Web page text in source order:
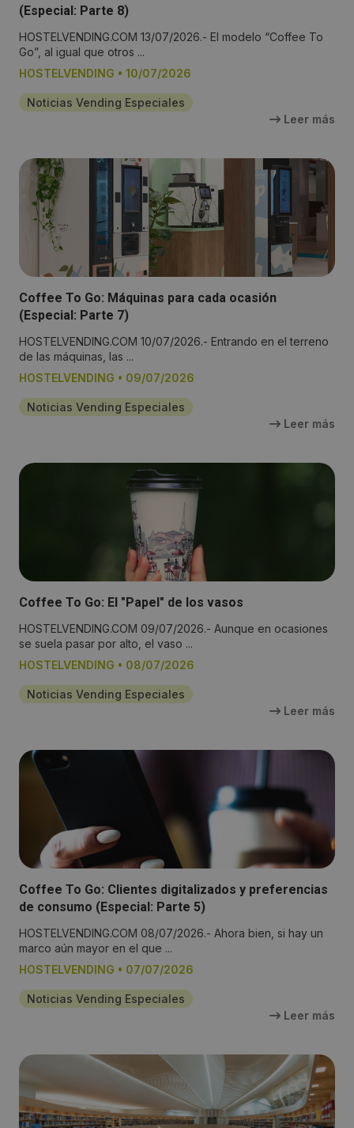
(Especial: Parte 8)
HOSTELVENDING.COM 13/07/2026.- El modelo “Coffee To
Go”, al igual que otros ...
HOSTELVENDING • 10/07/2026
Noticias Vending Especiales
Leer más
Coffee To Go: Máquinas para cada ocasión
(Especial: Parte 7)
HOSTELVENDING.COM 10/07/2026.- Entrando en el terreno
de las máquinas, las ...
HOSTELVENDING • 09/07/2026
Noticias Vending Especiales
Leer más
Coffee To Go: El "Papel" de los vasos
HOSTELVENDING.COM 09/07/2026.- Aunque en ocasiones
se suela pasar por alto, el vaso ...
HOSTELVENDING • 08/07/2026
Noticias Vending Especiales
Leer más
Coffee To Go: Clientes digitalizados y preferencias
de consumo (Especial: Parte 5)
HOSTELVENDING.COM 08/07/2026.- Ahora bien, si hay un
marco aún mayor en el que ...
HOSTELVENDING • 07/07/2026
Noticias Vending Especiales
Leer más